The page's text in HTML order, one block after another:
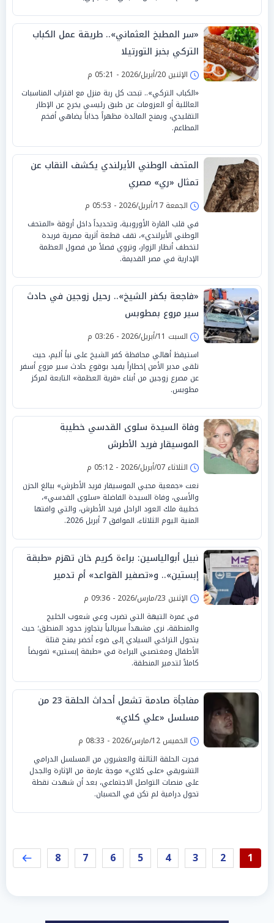
«سر المطبخ العثماني».. طريقة عمل الكباب
التركي بخبز التورتيلا
الإثنين 20/أبريل/2026 - 05:21 م
«الكباب التركي».. تبحث كل ربة منزل مع اقتراب المناسبات
العائلية أو العزومات عن طبق رئيسي يخرج عن الإطار
التقليدي، ويمنح المائدة مظهراً جذاباً يضاهي أفخم
المطاعم.
المتحف الوطني الأيرلندي يكشف النقاب عن
تمثال «ري» مصري
الجمعة 17/أبريل/2026 - 05:53 م
في قلب القارة الأوروبية، وتحديداً داخل أروقة «المتحف
الوطني الأيرلندي»، تقف قطعة أثرية مصرية فريدة
لتخطف أنظار الزوار، وتروي فصلاً من فصول العظمة
الإدارية في مصر القديمة.
«فاجعة بكفر الشيخ».. رحيل زوجين في حادث
سير مروع بمطوبس
السبت 11/أبريل/2026 - 03:26 م
استيقظ أهالي محافظة كفر الشيخ على نبأ أليم، حيث
تلقى مدير الأمن إخطاراً يفيد بوقوع حادث سير مروع أسفر
عن مصرع زوجين من أبناء «قرية العظمة» التابعة لمركز
مطوبس.
وفاة السيدة سلوى القدسي خطيبة
الموسيقار فريد الأطرش
الثلاثاء 07/أبريل/2026 - 05:12 م
نعت «جمعية محبي الموسيقار فريد الأطرش» ببالغ الحزن
والأسى، وفاة السيدة الفاضلة «سلوى القدسي»،
خطيبة ملك العود الراحل فريد الأطرش، والتي وافتها
المنية اليوم الثلاثاء، الموافق 7 أبريل 2026.
نبيل أبوالياسين: براءة كريم خان تهزم «طبقة
إبستين».. و«تصفير القواعد» أم تدمير
المنطقة؟
الإثنين 23/مارس/2026 - 09:36 م
في غمرة التيهة التي تضرب وعي شعوب الخليج
والمنطقة، نرى مشهداً سريالياً يتجاوز حدود المنطق؛ حيث
يتحول التراخي السيادي إلى ضوء أخضر يمنح قتلة
الأطفال ومغتصبي البراءة في «طبقة إبستين» تفويضاً
كاملاً لتدمير المنطقة.
مفاجأة صادمة تشعل أحداث الحلقة 23 من
مسلسل «علي كلاي»
الخميس 12/مارس/2026 - 08:33 م
فجرت الحلقة الثالثة والعشرون من المسلسل الدرامي
التشويقي «على كلاي» موجة عارمة من الإثارة والجدل
على منصات التواصل الاجتماعي، بعد أن شهدت نقطة
تحول درامية لم تكن في الحسبان.
1
2
3
4
5
6
7
8